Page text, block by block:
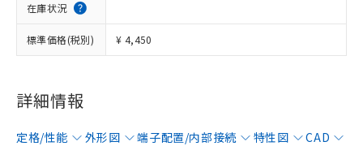
在庫状況
標準価格(税別) ¥ 4,450
詳細情報
定格/性能 外形図 端子配置/内部接続 特性図
CAD